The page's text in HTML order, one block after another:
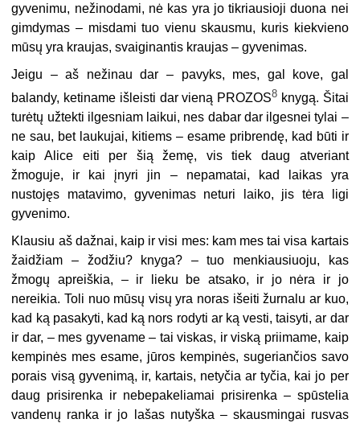
gyvenimu, nežinodami, nė kas yra jo tikriausioji duona nei
gimdymas – misdami tuo vienu skausmu, kuris kiekvieno
mūsų yra kraujas, svaiginantis kraujas – gyvenimas.
Jeigu – aš nežinau dar – pavyks, mes, gal kove, gal
balandy, ketiname išleisti dar vieną PROZOS8 knygą. Šitai
turėtų užtekti ilgesniam laikui, nes dabar dar ilgesnei tylai –
ne sau, bet laukujai, kitiems – esame pribrendę, kad būti ir
kaip Alice eiti per šią žemę, vis tiek daug atveriant
žmoguje, ir kai įnyri jin – nepamatai, kad laikas yra
nustojęs matavimo, gyvenimas neturi laiko, jis tėra ligi
gyvenimo.
Klausiu aš dažnai, kaip ir visi mes: kam mes tai visa kartais
žaidžiam – žodžiu? knyga? – tuo menkiausiuoju, kas
žmogų apreiškia, – ir lieku be atsako, ir jo nėra ir jo
nereikia. Toli nuo mūsų visų yra noras išeiti žurnalu ar kuo,
kad ką pasakyti, kad ką nors rodyti ar ką vesti, taisyti, ar dar
ir dar, – mes gyvename – tai viskas, ir viską priimame, kaip
kempinės mes esame, jūros kempinės, sugeriančios savo
porais visą gyvenimą, ir, kartais, netyčia ar tyčia, kai jo per
daug prisirenka ir nebepakeliamai prisirenka – spūstelia
vandenų ranka ir jo lašas nutyška – skausmingai rusvas